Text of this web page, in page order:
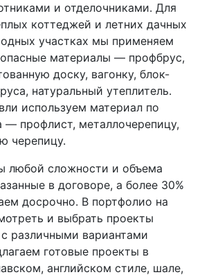
и отделочниками. Для
коттеджей и летних дачных
участках мы применяем
материалы — профбрус,
доску, вагонку, блок-
натуральный утеплитель.
используем материал по
— профлист, металлочерепицу,
черепицу.
любой сложности и объема
в договоре, а более 30%
досрочно. В портфолио на
и выбрать проекты
различными вариантами
готовые проекты в
английском стиле, шале,